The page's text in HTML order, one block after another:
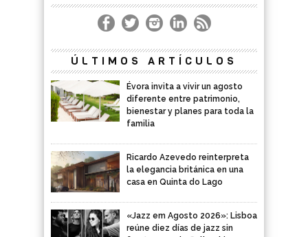
ÚLTIMOS ARTÍCULOS
Évora invita a vivir un agosto
diferente entre patrimonio,
bienestar y planes para toda la
familia
Ricardo Azevedo reinterpreta
la elegancia británica en una
casa en Quinta do Lago
«Jazz em Agosto 2026»: Lisboa
reúne diez días de jazz sin